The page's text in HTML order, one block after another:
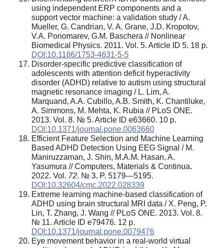
using independent ERP components and a
support vector machine: a validation study / A.
Mueller, G. Candrian, V. A. Grane, J.D. Kropotov,
V.A. Ponomarev, G.M. Baschera // Nonlinear
Biomedical Physics. 2011. Vol. 5. Article ID 5. 18 p.
DOI:10.1186/1753-4631-5-5
Disorder-specific predictive classification of
adolescents with attention deficit hyperactivity
disorder (ADHD) relative to autism using structural
magnetic resonance imaging / L. Lim, A.
Marquand, A.A. Cubillo, A.B. Smith, K. Chantiluke,
A. Simmons, M. Mehta, K. Rubia // PLoS ONE.
2013. Vol. 8. № 5. Article ID e63660. 10 p.
DOI:10.1371/journal.pone.0063660
Efficient Feature Selection and Machine Learning
Based ADHD Detection Using EEG Signal / M.
Maniruzzaman, J. Shin, M.A.M. Hasan, A.
Yasumura // Computers, Materials & Continua.
2022. Vol. 72. № 3. P. 5179—5195.
DOI:10.32604/cmc.2022.028339
Extreme learning machine-based classification of
ADHD using brain structural MRI data / X. Peng, P.
Lin, T. Zhang, J. Wang // PLoS ONE. 2013. Vol. 8.
№ 11. Article ID e79476. 12 p.
DOI:10.1371/journal.pone.0079476
Eye movement behavior in a real-world virtual